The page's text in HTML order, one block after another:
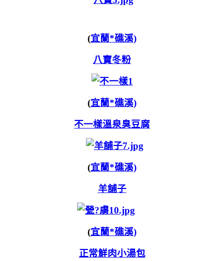
(宜蘭*礁溪)
八寶冬粉
(宜蘭*礁溪)
不一樣溫泉臭豆腐
(宜蘭*礁溪)
羊舖子
(宜蘭*礁溪)
正常鮮肉小湯包